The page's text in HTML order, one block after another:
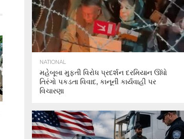
NATIONAL
મહેબૂબા મુફ્તી વિરોધ પ્રદર્શન દરમિયાન ઊંધો
તિરંગો પકડતા વિવાદ, કાનૂની કાર્યવાહી પર
વિચારણા